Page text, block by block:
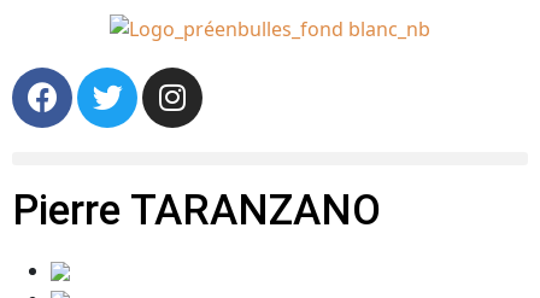
Pierre TARANZANO